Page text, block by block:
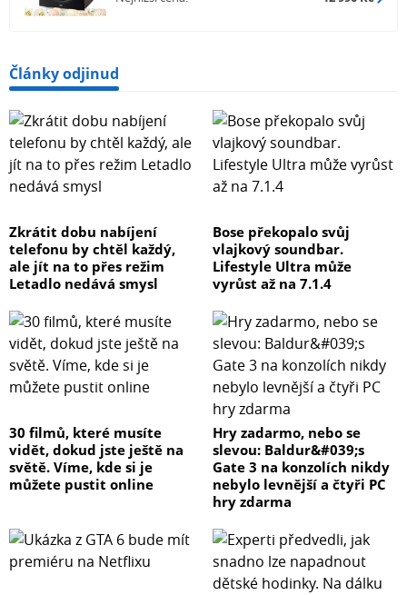
Odnímatelná krycí mřížka reproduktoru
#160;
#160;
UMÍSTĚNÍ SUBWOOFERU
správnou prezentaci nízkých kmitočtů je zapotřebí
daleko vyššího výkonu, než pro střední a vysoké
kmitočty. Schopnost přenést nejnižší frekvence je tak
vnitřnímu objemu skříně. Pro reprosoustavy menších
rozměrů je proto fakticky nemožné přenést nejnižší basy.
Řešením je přidání jednoho nebo více aktivních
subwooferů (speciální reprosoustavy pro reprodukci
pouze nejnižších basových kmitočtů) do audio systému.
Zde opět hraje roli akustika a fyziologie vnímání zvuku
lidským uchem, které velmi přesně lokalizuje směr,
odkud vycházejí zvuky vyšších frekvencí. Vysoké kmitočty
se šíří jako úzký paprsek, u středních kmitočtů se už úzký
kulově. To v praxi znamená, že u nízkých frekvencí do cca
100 Hz nedokážeme určit, odkud vycházejí. Proto je
možné umístit subwoofer v místnosti téměř kdekoliv.
Články odjinud
Zkrátit dobu nabíjení
telefonu by chtěl každý,
ale jít na to přes režim
Letadlo nedává smysl
Bose překopalo svůj
vlajkový soundbar.
Lifestyle Ultra může
vyrůst až na 7.1.4
30 filmů, které musíte
vidět, dokud jste ještě na
světě. Víme, kde si je
můžete pustit online
Hry zadarmo, nebo se
slevou: Baldur&#039;s
Gate 3 na konzolích nikdy
nebylo levnější a čtyři PC
hry zdarma